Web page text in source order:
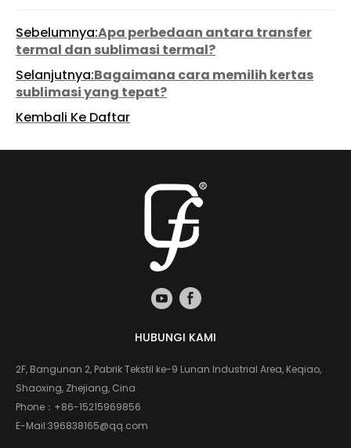
Sebelumnya:Apa perbedaan antara transfer
termal dan sublimasi termal?
Selanjutnya:Bagaimana cara memilih kertas
sublimasi yang tepat?
Kembali Ke Daftar
HUBUNGI KAMI
2F, Bangunan 2, Pabrik Tekstil ke-9 Lunan Industrial Area, Keqiao,
Shaoxing, Zhejiang, Cina
Phone： +86-15215969856
E-Mail:396838165@qq.com